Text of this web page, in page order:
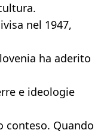
nel 1947,
ha aderito
e ideologie
conteso. Quando